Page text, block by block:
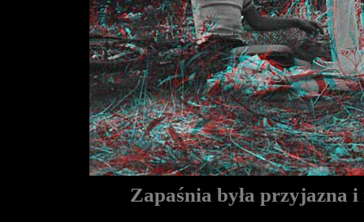
Zapaśnia była przyjazna i